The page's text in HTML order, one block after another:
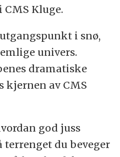
Kluge.
i snø,
univers.
dramatiske
kjernen av CMS
god juss
du beveger